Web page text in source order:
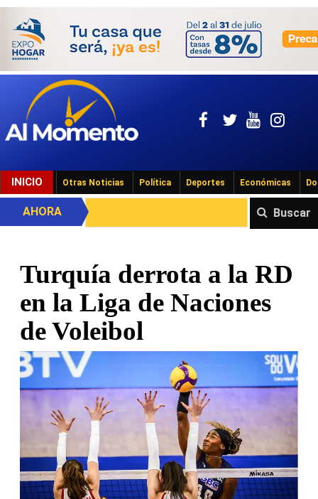
INICIO Otras Noticias Política Deportes Económicas
Buscar
AHORA
Turquía derrota a la RD
en la Liga de Naciones
de Voleibol